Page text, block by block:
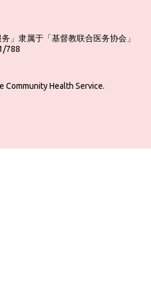
」隶属于「基督教联合医务协会」
788
Community Health Service.